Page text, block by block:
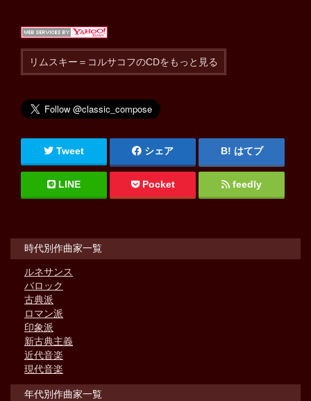
リムスキー＝コルサコフのCDをもっと見る
Tweet シェア はてブ
LINE Pocket feedly
時代別作曲家一覧
ルネサンス
バロック
古典派
ロマン派
印象派
新古典主義
近代音楽
現代音楽
年代別作曲家一覧